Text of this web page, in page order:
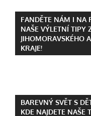
FANDĚTE NÁM I NA
NAŠE VÝLETNÍ TIPY
JIHOMORAVSKÉHO
KRAJE!
BAREVNÝ SVĚT S
KDE NAJDETE NAŠE